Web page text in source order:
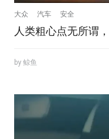
大众 汽车 安全
人类粗心点无所谓
by 鲸鱼